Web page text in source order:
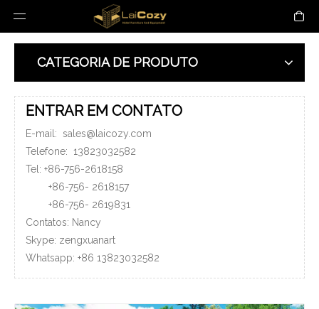
CATEGORIA DE PRODUTO
ENTRAR EM CONTATO
E-mail: sales@laicozy.com
Telefone: 13823032582
Tel: +86-756-2618158
+86-756- 2618157
+86-756- 2619831
Contatos: Nancy
Skype: zengxuanart
Whatsapp: +86 13823032582